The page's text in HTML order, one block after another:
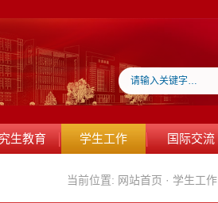
生教育 学生工作 国际交流
当前位置: 网站首页 · 学生工作